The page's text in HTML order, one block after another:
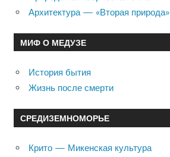
Архитектура — «Вторая природа»
МИФ О МЕДУЗЕ
История бытия
Жизнь после смерти
СРЕДИЗЕМНОМОРЬЕ
Крито — Микенская культура